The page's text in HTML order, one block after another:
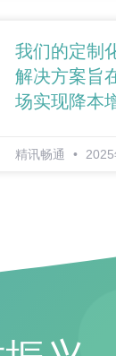
我们的定制
解决方案旨
场实现降本
精讯畅通 2025